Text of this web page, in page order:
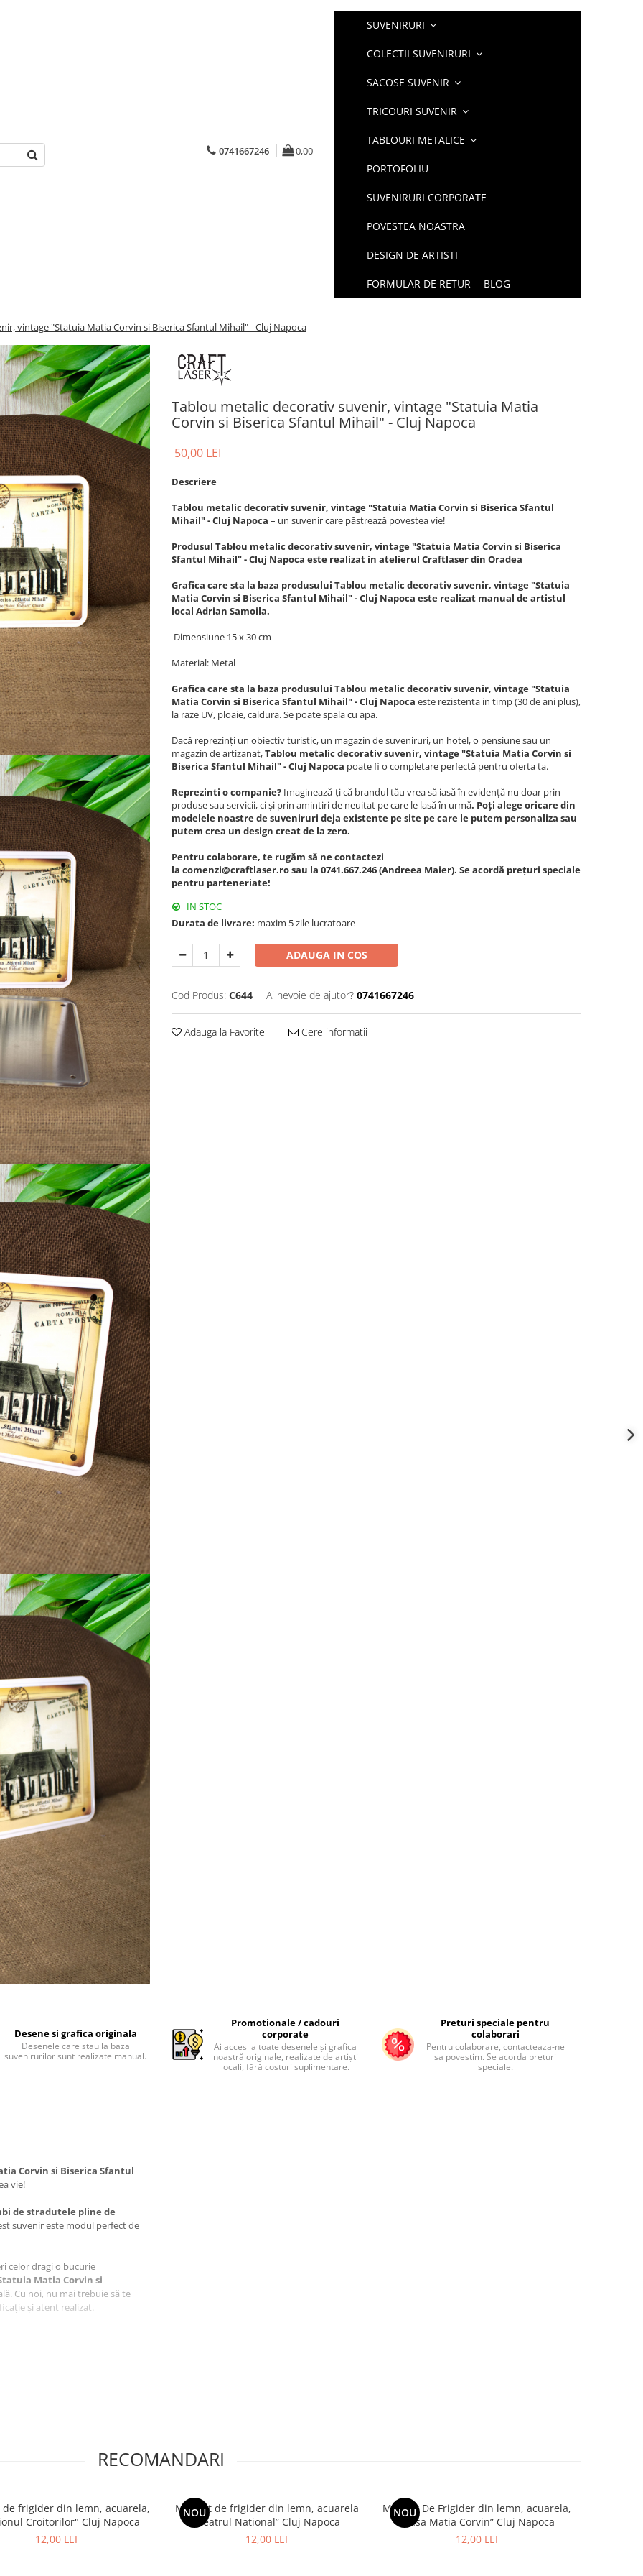
0741667246 0,00
SUVENIRURI
COLECTII SUVENIRURI
SACOSE SUVENIR
TRICOURI SUVENIR
TABLOURI METALICE
PORTOFOLIU
SUVENIRURI CORPORATE
POVESTEA NOASTRA
DESIGN DE ARTISTI
FORMULAR DE RETUR BLOG
vintage "Statuia Matia Corvin si Biserica Sfantul Mihail" - Cluj Napoca
Tablou metalic decorativ suvenir, vintage "Statuia Matia
Corvin si Biserica Sfantul Mihail" - Cluj Napoca
50,00 LEI
Descriere
Tablou metalic decorativ suvenir, vintage "Statuia Matia Corvin si Biserica Sfantul
Mihail" - Cluj Napoca – un suvenir care păstrează povestea vie!
Produsul Tablou metalic decorativ suvenir, vintage "Statuia Matia Corvin si Biserica
Sfantul Mihail" - Cluj Napoca este realizat in atelierul Craftlaser din Oradea
Grafica care sta la baza produsului Tablou metalic decorativ suvenir, vintage "Statuia
Matia Corvin si Biserica Sfantul Mihail" - Cluj Napoca este realizat manual de artistul
local Adrian Samoila.
Dimensiune 15 x 30 cm
Material: Metal
Grafica care sta la baza produsului Tablou metalic decorativ suvenir, vintage "Statuia
Matia Corvin si Biserica Sfantul Mihail" - Cluj Napoca este rezistenta in timp (30 de ani plus),
la raze UV, ploaie, caldura. Se poate spala cu apa.
Dacă reprezinți un obiectiv turistic, un magazin de suveniruri, un hotel, o pensiune sau un
magazin de artizanat,Tablou metalic decorativ suvenir, vintage "Statuia Matia Corvin si
Biserica Sfantul Mihail" - Cluj Napoca poate fi o completare perfectă pentru oferta ta.
Reprezinti o companie? Imaginează-ți că brandul tău vrea să iasă în evidență nu doar prin
produse sau servicii, ci și prin amintiri de neuitat pe care le lasă în urmă. Poți alege oricare din
modelele noastre de suveniruri deja existente pe site pe care le putem personaliza sau
putem crea un design creat de la zero.
Pentru colaborare, te rugăm să ne contactezi
la comenzi@craftlaser.ro sau la 0741.667.246 (Andreea Maier). Se acordă prețuri speciale
pentru parteneriate!
IN STOC
Durata de livrare: maxim 5 zile lucratoare
ADAUGA IN COS
Cod Produs: C644 Ai nevoie de ajutor? 0741667246
Adauga la Favorite Cere informatii
Desene si grafica originala
Desenele care stau la baza
suvenirurilor sunt realizate manual.
Promotionale / cadouri
corporate
Ai acces la toate desenele și grafica
noastră originale, realizate de artiști
locali, fără costuri suplimentare.
Preturi speciale pentru
colaborari
Pentru colaborare, contacteaza-ne
sa povestim. Se acorda preturi
speciale.
Corvin si Biserica Sfantul
vie!
de stradutele pline de
suvenir este modul perfect de
celor dragi o bucurie
Matia Corvin si
Cu noi, nu mai trebuie să te
și atent realizat.
un hotel, o pensiune sau un
sau la
pentru parteneriate!
RECOMANDARI
de frigider din lemn, acuarela,
Croitorilor" Cluj Napoca
12,00 LEI
NOU
Magnet de frigider din lemn, acuarela
“Teatrul National” Cluj Napoca
12,00 LEI
NOU
Magnet De Frigider din lemn, acuarela,
“Casa Matia Corvin” Cluj Napoca
12,00 LEI